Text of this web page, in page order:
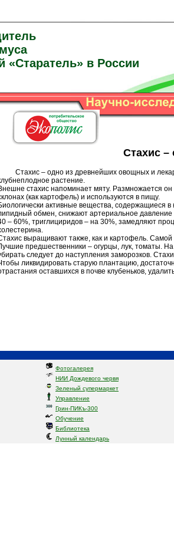
«Старатель» в России
Стахис –
– одно из древнейших овощных и
растение.
стахис напоминает мяту. Размножается
(как картофель) и используются в пищу.
активные вещества, содержащиеся
обмен, снижают артериальное
– 60%, триглициридов – на 30%, замедляют
выращивают также, как и картофель.
предшественники – огурцы, лук, томаты.
следует до наступления заморозков.
ликвидировать старую плантацию,
оставшихся в почве клубеньков,
Фотогалерея
НИИ Дождевого червя
Зеленый супермаркет
Управление
Грин-ПИКъ-300
Обучение
Библиотека
Лунный календарь